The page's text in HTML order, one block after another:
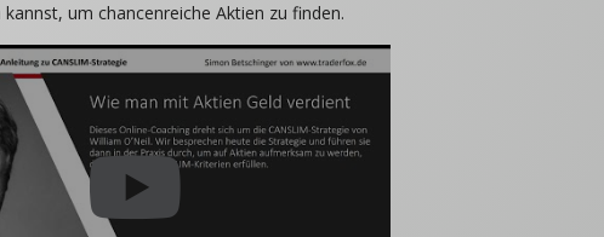
kannst, um chancenreiche Aktien zu finden.